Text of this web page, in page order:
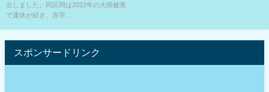
出しました。同区間は2022年の大雨被害
で運休が続き、赤字...
スポンサードリンク